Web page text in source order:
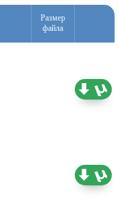
Размер
файла